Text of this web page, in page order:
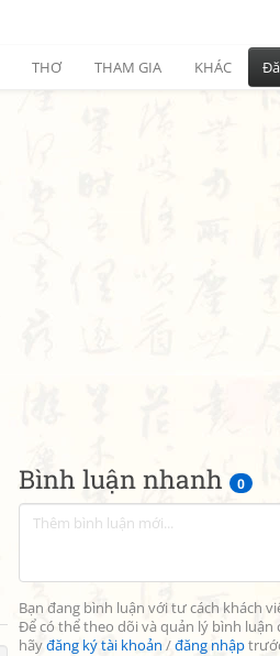
THƠ THAM GIA KHÁC
Bình luận nhanh 0
Bạn đang bình luận với tư cách khách
Để có thể theo dõi và quản lý bình luận
hãyđăng ký tài khoản /đăng nhập